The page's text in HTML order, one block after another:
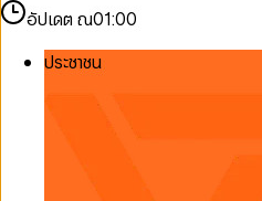
อัปเดต ณ01:00
ประชาชน